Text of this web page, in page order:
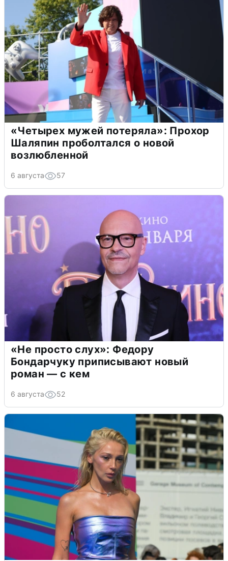
«Четырех мужей потеряла»: Прохор
Шаляпин проболтался о новой
возлюбленной
6 августа 57
«Не просто слух»: Федору
Бондарчуку приписывают новый
роман — с кем
6 августа 52